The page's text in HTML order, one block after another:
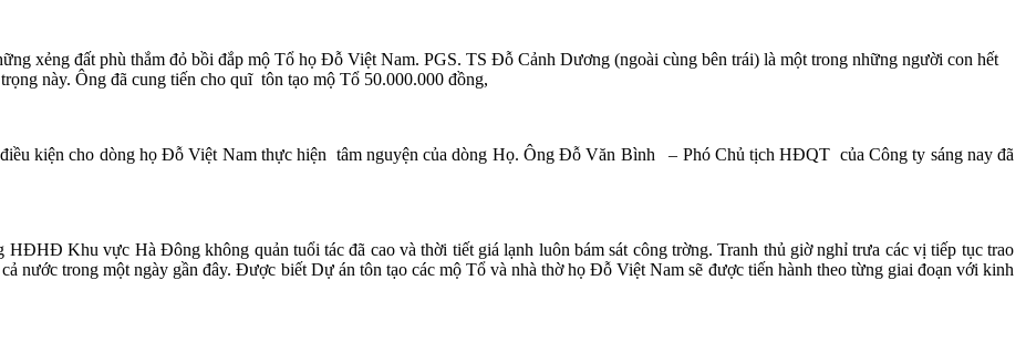
xẻng đất phù thắm đỏ bồi đắp mộ Tổ họ Đỗ Việt Nam. PGS. TS Đỗ Cảnh Dương (ngoài cùng bên trái) là một trong những người con hết
này. Ông đã cung tiến cho quĩ tôn tạo mộ Tổ 50.000.000 đồng,
kiện cho dòng họ Đỗ Việt Nam thực hiện tâm nguyện của dòng Họ. Ông Đỗ Văn Bình – Phó Chủ tịch HĐQT của Công ty sáng nay đã
HĐHĐ Khu vực Hà Đông không quản tuổi tác đã cao và thời tiết giá lạnh luôn bám sát công trờng. Tranh thủ giờ nghỉ trưa các vị tiếp tục trao
nước trong một ngày gần đây. Được biết Dự án tôn tạo các mộ Tổ và nhà thờ họ Đỗ Việt Nam sẽ được tiến hành theo từng giai đoạn với kinh